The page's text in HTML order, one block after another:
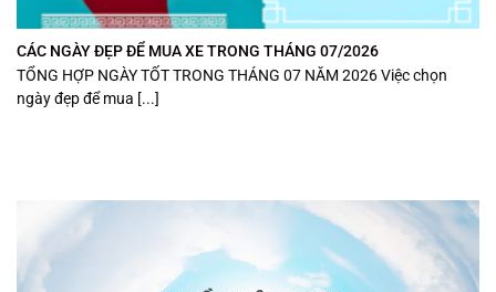
CÁC NGÀY ĐẸP ĐỂ MUA XE TRONG THÁNG 07/2026
TỔNG HỢP NGÀY TỐT TRONG THÁNG 07 NĂM 2026 Việc chọn
ngày đẹp để mua [...]